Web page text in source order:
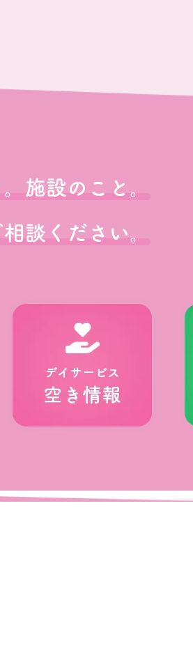
施設のこと。
談ください。